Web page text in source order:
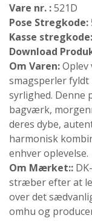
Vare nr. :521D
Pose Stregkode:
Kasse stregkode:
Download
Om Varen:
smagsperler fyldt
syrlighed. Denne
bagværk,
deres dybe,
harmonisk
enhver oplevelse.
Om Mærket::
stræber efter at
over det
omhu og